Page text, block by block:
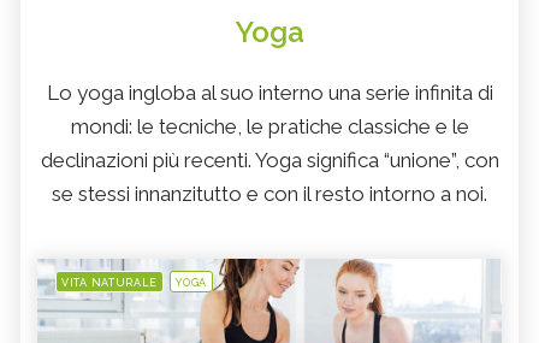
Yoga
Lo yoga ingloba al suo interno una serie infinita di
mondi: le tecniche, le pratiche classiche e le
declinazioni più recenti. Yoga significa “unione”, con
se stessi innanzitutto e con il resto intorno a noi.
VITA NATURALE YOGA